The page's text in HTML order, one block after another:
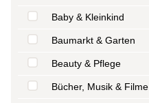
Baby & Kleinkind
Baumarkt & Garten
Beauty & Pflege
Bücher, Musik & Filme